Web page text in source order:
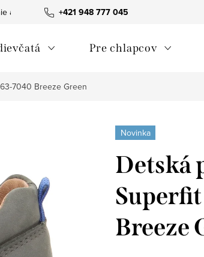
+421 948 777 045
a reklamácie tovaru Ako nakupovať
Pre chlapcov
7040 Breeze Green
Novinka
Detská
Breeze